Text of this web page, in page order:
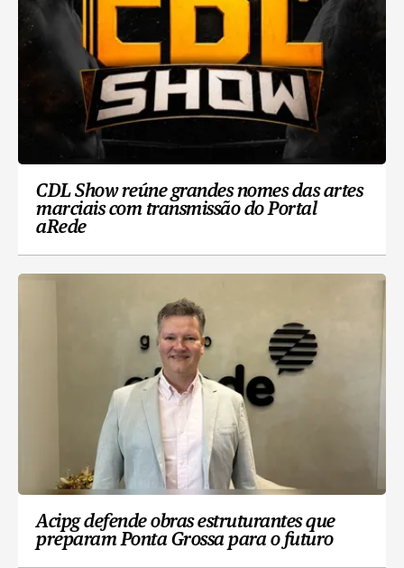
CDL Show reúne grandes nomes das artes
marciais com transmissão do Portal
aRede
Acipg defende obras estruturantes que
preparam Ponta Grossa para o futuro